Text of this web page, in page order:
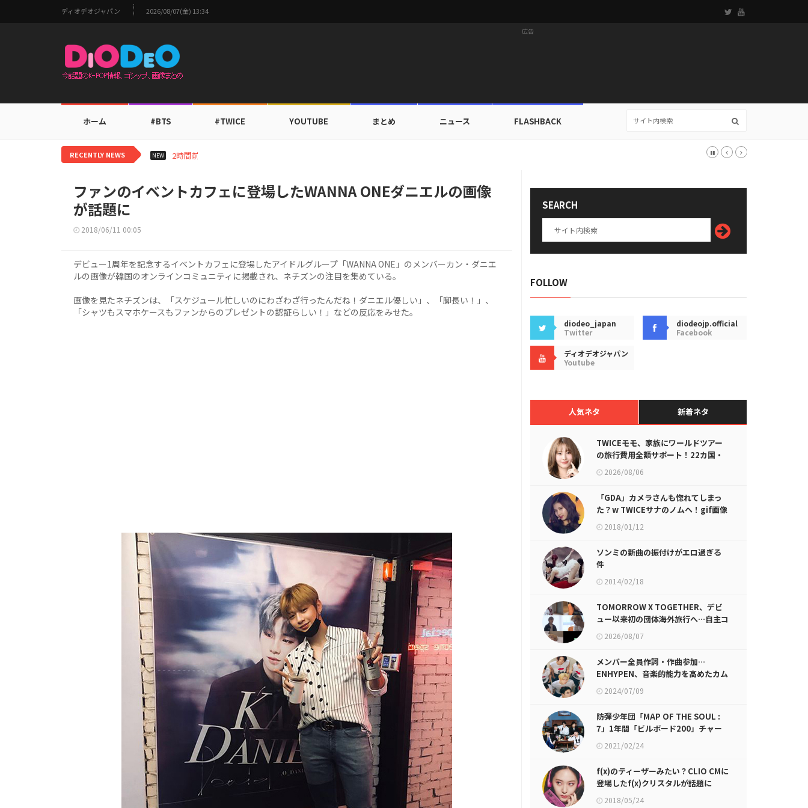
ディオデオジャパン 2026/08/07(金) 13:34
広告
ホーム #BTS #TWICE YOUTUBE まとめ ニュース FLASHBACK
RECENTLY NEWS NEW 2時間前
ファンのイベントカフェに登場したWANNA ONEダニエルの画像
が話題に
2018/06/11 00:05
デビュー1周年を記念するイベントカフェに登場したアイドルグループ「WANNA ONE」のメンバーカン・ダニエ
ルの画像が韓国のオンラインコミュニティに掲載され、ネチズンの注目を集めている。
画像を見たネチズンは、「スケジュール忙しいのにわざわざ行ったんだね！ダニエル優しい」、「脚長い！」、
「シャツもスマホケースもファンからのプレゼントの認証らしい！」などの反応をみせた。
SEARCH
FOLLOW
diodeo_japan
Twitter
diodeojp.official
Facebook
ディオデオジャパン
Youtube
人気ネタ 新着ネタ
TWICEモモ、家族にワールドツアー
の旅行費用全額サポート！22カ国・
64都市以上
2026/08/06
「GDA」カメラさんも惚れてしまっ
た？w TWICEサナのノムヘ！gif画像
が話題に
2018/01/12
ソンミの新曲の振付けがエロ過ぎる
件
2014/02/18
TOMORROW X TOGETHER、デビ
ュー以来初の団体海外旅行へ…自主コ
ンテンツ公開！
2026/08/07
メンバー全員作詞・作曲参加…
ENHYPEN、音楽的能力を高めたカム
バック
2024/07/09
防弾少年団「MAP OF THE SOUL :
7」1年間「ビルボード200」チャー
トインの大記録
2021/02/24
f(x)のティーザーみたい？CLIO CMに
登場したf(x)クリスタルが話題に
2018/05/24